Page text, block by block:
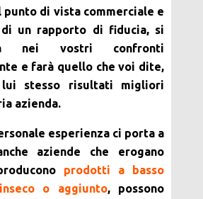
di vista commerciale e
un rapporto di fiducia, si
nei vostri confronti
e farà quello che voi dite,
lui stesso risultati migliori
azienda.
esperienza ci porta a
aziende che erogano
prodotti a basso
o aggiunto, possono